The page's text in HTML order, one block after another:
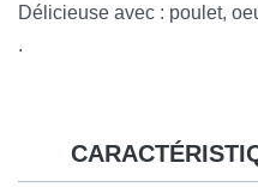
Délicieuse avec : poulet,
.